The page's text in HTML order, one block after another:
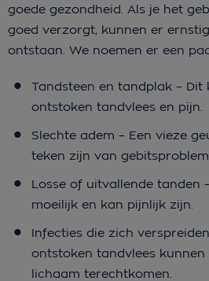
goede gezondheid. Als je het
goed verzorgt, kunnen er
ontstaan. We noemen er een
Tandsteen en tandplak – Dit
ontstoken tandvlees en pijn.
Slechte adem – Een vieze
teken zijn van
Losse of uitvallende tanden
moeilijk en kan pijnlijk zijn.
Infecties die zich
ontstoken tandvlees
lichaam terechtkomen.